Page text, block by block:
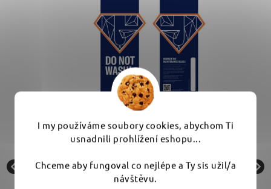
I my používáme soubory cookies, abychom Ti
usnadnili prohlížení eshopu...
Chceme aby fungoval co nejlépe a Ty sis užil/a
návštěvu.
Gyeon Hanger - visačka s informacemi po
aplikaci keramické ochrany
Skladem